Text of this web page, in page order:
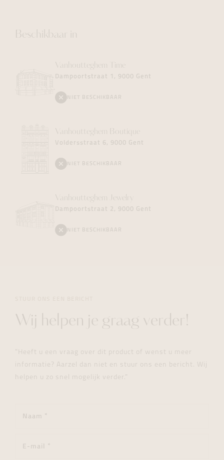
Beschikbaar in
Vanhoutteghem Time
Dampoortstraat 1, 9000 Gent
NIET BESCHIKBAAR
Vanhoutteghem Boutique
Voldersstraat 6, 9000 Gent
NIET BESCHIKBAAR
Vanhoutteghem Jewelry
Dampoortstraat 2, 9000 Gent
NIET BESCHIKBAAR
Wij helpen je graag verder!
"Heeft u een vraag over dit product of wenst u meer
informatie? Aarzel dan niet en stuur ons een bericht. Wij
helpen u zo snel mogelijk verder."